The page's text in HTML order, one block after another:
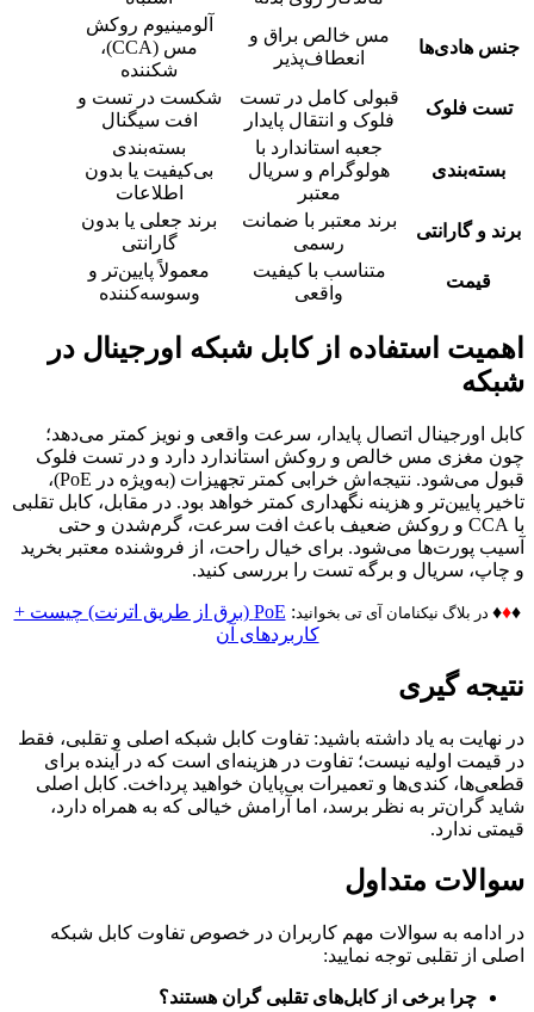
جنس هادی‌ها
مس خالص براق و
انعطاف‌پذیر
آلومینیوم روکش
مس (CCA)،
شکننده
تست فلوک
قبولی کامل در تست
فلوک و انتقال پایدار
شکست در تست و
افت سیگنال
بسته‌بندی
جعبه استاندارد با
هولوگرام و سریال
معتبر
بسته‌بندی
بی‌کیفیت یا بدون
اطلاعات
برند و گارانتی
برند معتبر با ضمانت
رسمی
برند جعلی یا بدون
گارانتی
قیمت
متناسب با کیفیت
واقعی
معمولاً پایین‌تر و
وسوسه‌کننده
اهمیت استفاده از کابل شبکه اورجینال در
شبکه
کابل اورجینال اتصال پایدار، سرعت واقعی و نویز کمتر می‌دهد؛
چون مغزی مس خالص و روکش استاندارد دارد و در تست فلوک
قبول می‌شود. نتیجه‌اش خرابی کمتر تجهیزات (به‌ویژه در PoE)،
تاخیر پایین‌تر و هزینه نگهداری کمتر خواهد بود. در مقابل، کابل تقلبی
با CCA و روکش ضعیف باعث افت سرعت، گرم‌شدن و حتی
آسیب پورت‌ها می‌شود. برای خیال راحت، از فروشنده معتبر بخرید
و چاپ، سریال و برگه تست را بررسی کنید.
♦
♦
♦ در بلاگ نیکنامان آی تی بخوانید :
PoE (برق از طریق اترنت) چیست +
کاربردهای آن
نتیجه گیری
در نهایت به یاد داشته باشید: تفاوت کابل شبکه اصلی و تقلبی، فقط
در قیمت اولیه نیست؛ تفاوت در هزینه‌ای است که در آینده برای
قطعی‌ها، کندی‌ها و تعمیرات بی‌پایان خواهید پرداخت. کابل اصلی
شاید گران‌تر به نظر برسد، اما آرامش خیالی که به همراه دارد،
قیمتی ندارد.
سوالات متداول
در ادامه به سوالات مهم کاربران در خصوص تفاوت کابل شبکه
اصلی از تقلبی توجه نمایید:
چرا برخی از کابل‌های تقلبی گران هستند؟